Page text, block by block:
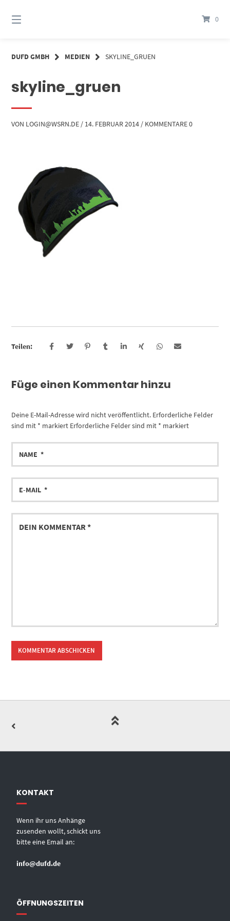
zum
Inhalt
0
DUFD GMBH MEDIEN SKYLINE_GRUEN
skyline_gruen
VON LOGIN@WSRN.DE / 14. FEBRUAR 2014 / KOMMENTARE 0
Teilen:
Füge einen Kommentar hinzu
Deine E-Mail-Adresse wird nicht veröffentlicht. Erforderliche Felder
sind mit * markiert Erforderliche Felder sind mit * markiert
KONTAKT
Wenn ihr uns Anhänge
zusenden wollt, schickt uns
bitte eine Email an:
info@dufd.de
ÖFFNUNGSZEITEN